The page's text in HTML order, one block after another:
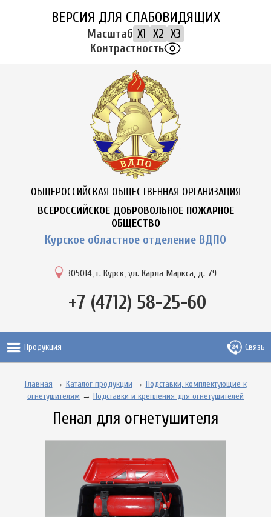
ВЕРСИЯ ДЛЯ СЛАБОВИДЯЩИХ
Масштаб X1 X2 X3
Контрастность
ОБЩЕРОССИЙСКАЯ ОБЩЕСТВЕННАЯ ОРГАНИЗАЦИЯ
ВСЕРОССИЙСКОЕ ДОБРОВОЛЬНОЕ ПОЖАРНОЕ
ОБЩЕСТВО
Курское областное отделение ВДПО
305014, г. Курск, ул. Карла Маркса, д. 79
+7 (4712) 58-25-60
Продукция Связь
Главная → Каталог продукции → Подставки, комплектующие к
огнетушителям → Подставки и крепления для огнетушителей
Пенал для огнетушителя